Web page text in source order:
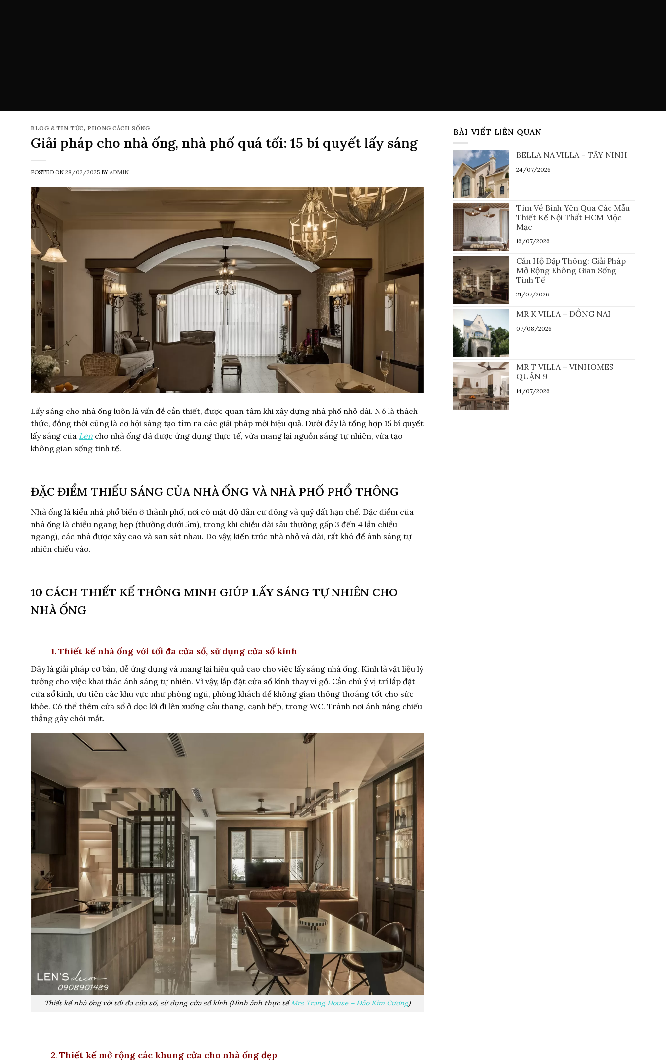
BLOG & TIN TỨC, PHONG CÁCH SỐNG
Giải pháp cho nhà ống, nhà phố quá tối: 15 bí quyết lấy sáng
POSTED ON 28/02/2025 BY ADMIN
Lấy sáng cho nhà ống luôn là vấn đề cần thiết, được quan tâm khi xây dựng nhà phố nhỏ dài. Nó là thách
thức, đồng thời cũng là cơ hội sáng tạo tìm ra các giải pháp mới hiệu quả. Dưới đây là tổng hợp 15 bí quyết
lấy sáng của Len cho nhà ống đã được ứng dụng thực tế, vừa mang lại nguồn sáng tự nhiên, vừa tạo
không gian sống tinh tế.
ĐẶC ĐIỂM THIẾU SÁNG CỦA NHÀ ỐNG VÀ NHÀ PHỐ PHỔ THÔNG
Nhà ống là kiểu nhà phổ biến ở thành phố, nơi có mật độ dân cư đông và quỹ đất hạn chế. Đặc điểm của
nhà ống là chiều ngang hẹp (thường dưới 5m), trong khi chiều dài sâu thường gấp 3 đến 4 lần chiều
ngang), các nhà được xây cao và san sát nhau. Do vậy, kiến trúc nhà nhỏ và dài, rất khó để ánh sáng tự
nhiên chiếu vào.
10 CÁCH THIẾT KẾ THÔNG MINH GIÚP LẤY SÁNG TỰ NHIÊN CHO
NHÀ ỐNG
1. Thiết kế nhà ống với tối đa cửa sổ, sử dụng cửa sổ kính
Đây là giải pháp cơ bản, dễ ứng dụng và mang lại hiệu quả cao cho việc lấy sáng nhà ống. Kính là vật liệu lý
tưởng cho việc khai thác ánh sáng tự nhiên. Vì vậy, lắp đặt cửa sổ kính thay vì gỗ. Cần chú ý vị trí lắp đặt
cửa sổ kính, ưu tiên các khu vực như phòng ngủ, phòng khách để không gian thông thoáng tốt cho sức
khỏe. Có thể thêm cửa sổ ở dọc lối đi lên xuống cầu thang, cạnh bếp, trong WC. Tránh nơi ánh nắng chiếu
thẳng gây chói mắt.
Thiết kế nhà ống với tối đa cửa sổ, sử dụng cửa sổ kính (Hình ảnh thực tếMrs Trang House – Đảo Kim Cương)
2. Thiết kế mở rộng các khung cửa cho nhà ống đẹp
BÀI VIẾT LIÊN QUAN
BELLA NA VILLA – TÂY NINH
24/07/2026
Tìm Về Bình Yên Qua Các Mẫu
Thiết Kế Nội Thất HCM Mộc
Mạc
16/07/2026
Căn Hộ Đập Thông: Giải Pháp
Mở Rộng Không Gian Sống
Tinh Tế
21/07/2026
MR K VILLA – ĐỒNG NAI
07/08/2026
MR T VILLA – VINHOMES
QUẬN 9
14/07/2026